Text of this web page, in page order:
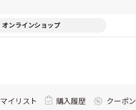
オンラインショップ
マイリスト 購入履歴 クーポン